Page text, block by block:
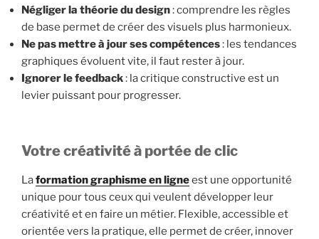
Négliger la théorie du design: comprendre les règles
de base permet de créer des visuels plus harmonieux.
Ne pas mettre à jour ses compétences: les tendances
graphiques évoluent vite, il faut rester à jour.
Ignorer le feedback: la critique constructive est un
levier puissant pour progresser.
Votre créativité à portée de clic
Laformation graphisme en ligneest une opportunité
unique pour tous ceux qui veulent développer leur
créativité et en faire un métier. Flexible, accessible et
orientée vers la pratique, elle permet de créer, innover